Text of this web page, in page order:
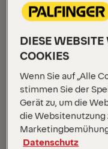
DIESE
COOKIES
Wenn Sie auf „Alle
stimmen Sie der
Gerät zu, um die
die Websitenutzung
Datenschutz